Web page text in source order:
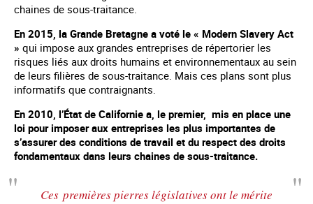
chaines de sous-traitance.
En 2015, la Grande Bretagne a voté le « Modern Slavery Act
» qui impose aux grandes entreprises de répertorier les
risques liés aux droits humains et environnementaux au sein
de leurs filières de sous-traitance. Mais ces plans sont plus
informatifs que contraignants.
En 2010, l’État de Californie a, le premier, mis en place une
loi pour imposer aux entreprises les plus importantes de
s’assurer des conditions de travail et du respect des droits
fondamentaux dans leurs chaines de sous-traitance.
Ces premières pierres législatives ont le mérite